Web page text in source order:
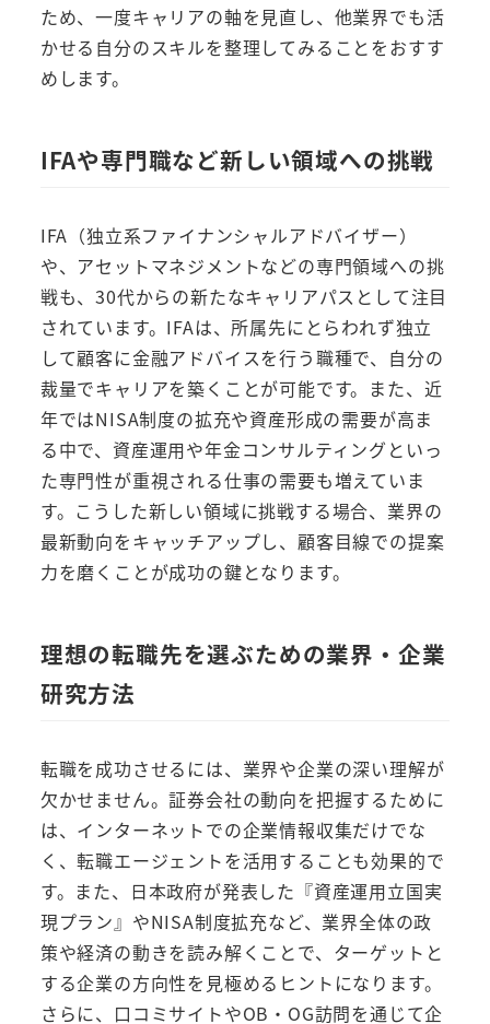
ため、一度キャリアの軸を見直し、他業界でも活
かせる自分のスキルを整理してみることをおすす
めします。
IFAや専門職など新しい領域への挑戦
IFA（独立系ファイナンシャルアドバイザー）
や、アセットマネジメントなどの専門領域への挑
戦も、30代からの新たなキャリアパスとして注目
されています。IFAは、所属先にとらわれず独立
して顧客に金融アドバイスを行う職種で、自分の
裁量でキャリアを築くことが可能です。また、近
年ではNISA制度の拡充や資産形成の需要が高ま
る中で、資産運用や年金コンサルティングといっ
た専門性が重視される仕事の需要も増えていま
す。こうした新しい領域に挑戦する場合、業界の
最新動向をキャッチアップし、顧客目線での提案
力を磨くことが成功の鍵となります。
理想の転職先を選ぶための業界・企業
研究方法
転職を成功させるには、業界や企業の深い理解が
欠かせません。証券会社の動向を把握するために
は、インターネットでの企業情報収集だけでな
く、転職エージェントを活用することも効果的で
す。また、日本政府が発表した『資産運用立国実
現プラン』やNISA制度拡充など、業界全体の政
策や経済の動きを読み解くことで、ターゲットと
する企業の方向性を見極めるヒントになります。
さらに、口コミサイトやOB・OG訪問を通じて企